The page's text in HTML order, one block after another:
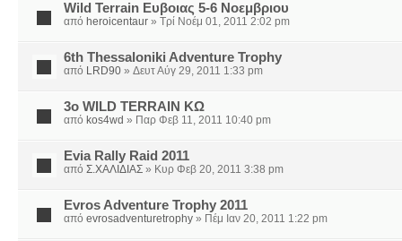
Wild Terrain Ευβοιας 5-6 Νοεμβριου
από heroicentaur » Τρί Νοέμ 01, 2011 2:02 pm
6th Thessaloniki Adventure Trophy
από LRD90 » Δευτ Αύγ 29, 2011 1:33 pm
3ο WILD TERRAIN ΚΩ
από kos4wd » Παρ Φεβ 11, 2011 10:40 pm
Evia Rally Raid 2011
από Σ.ΧΑΛΙΔΙΑΣ » Κυρ Φεβ 20, 2011 3:38 pm
Evros Adventure Trophy 2011
από evrosadventuretrophy » Πέμ Ιαν 20, 2011 1:22 pm